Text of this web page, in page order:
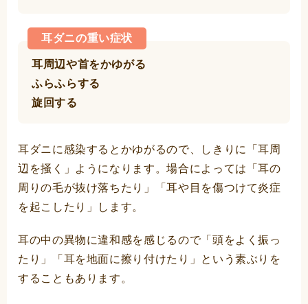
耳ダニの重い症状
耳周辺や首をかゆがる
ふらふらする
旋回する
耳ダニに感染するとかゆがるので、しきりに「耳周
辺を掻く」ようになります。場合によっては「耳の
周りの毛が抜け落ちたり」「耳や目を傷つけて炎症
を起こしたり」します。
耳の中の異物に違和感を感じるので「頭をよく振っ
たり」「耳を地面に擦り付けたり」という素ぶりを
することもあります。